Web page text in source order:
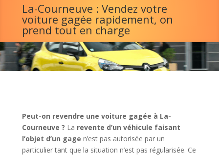
La-Courneuve : Vendez votre
voiture gagée rapidement, on
prend tout en charge
Peut-on revendre une voiture gagée à La-
Courneuve ? La revente d’un véhicule faisant
l’objet d’un gage n’est pas autorisée par un
particulier tant que la situation n’est pas régularisée. Ce